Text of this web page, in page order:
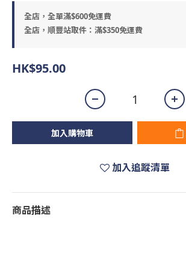
全店，全單滿$600免運費
全店，順豐站取件：滿$350免運費
HK$95.00
加入購物車
加入追蹤清單
商品描述